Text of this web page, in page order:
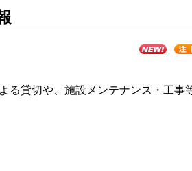
る貸切や、施設メンテナンス・工事